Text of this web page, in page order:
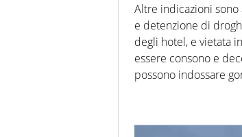
Altre indicazioni sono
e detenzione di
degli hotel, e vietata
essere consono e
possono indossare